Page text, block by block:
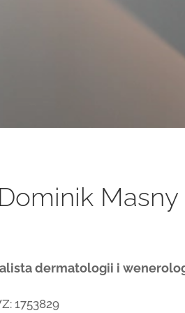
Masny
dermatologii i
1753829